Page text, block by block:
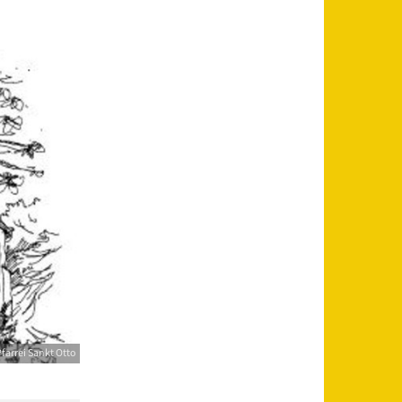
Sankt Otto